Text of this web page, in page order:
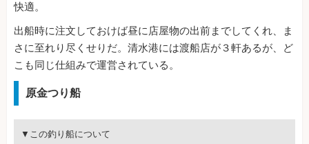
快適。
出船時に注文しておけば昼に店屋物の出前までしてくれ、ま
さに至れり尽くせりだ。清水港には渡船店が３軒あるが、ど
こも同じ仕組みで運営されている。
原金つり船
▼この釣り船について